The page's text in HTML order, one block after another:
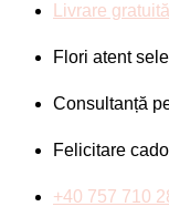
Livrare
Flori atent
Consultanță
Felicitare
+40 757 710